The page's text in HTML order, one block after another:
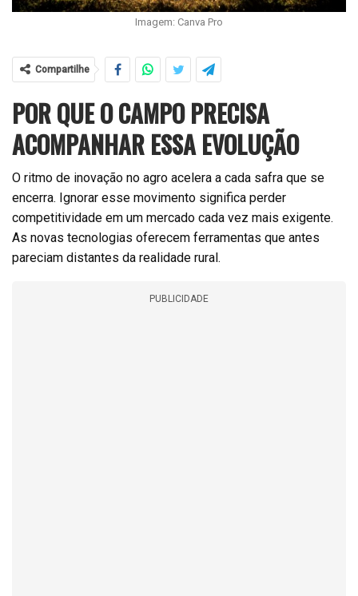
Imagem: Canva Pro
Compartilhe
POR QUE O CAMPO PRECISA
ACOMPANHAR ESSA EVOLUÇÃO
O ritmo de inovação no agro acelera a cada safra que se
encerra. Ignorar esse movimento significa perder
competitividade em um mercado cada vez mais exigente.
As novas tecnologias oferecem ferramentas que antes
pareciam distantes da realidade rural.
PUBLICIDADE